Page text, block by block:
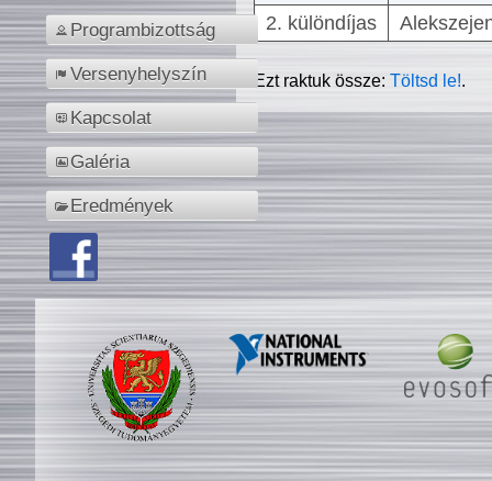
Programbizottság
Versenyhelyszín
Kapcsolat
Galéria
Eredmények
2. különdíjas
Ezt raktuk össze:Töltsd le!.